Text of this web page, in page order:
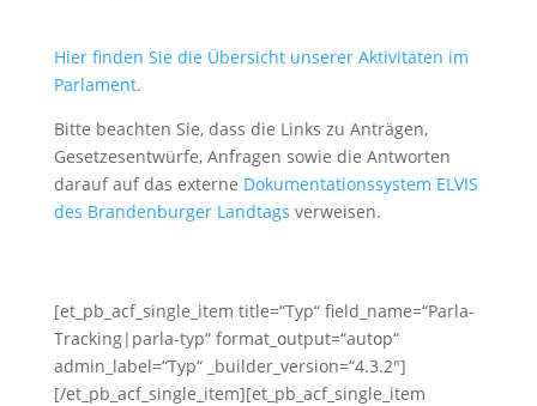
Hier finden Sie die Übersicht unserer Aktivitäten im
Parlament.
Bitte beachten Sie, dass die Links zu Anträgen,
Gesetzesentwürfe, Anfragen sowie die Antworten
darauf auf das externe Dokumentationssystem ELVIS
des Brandenburger Landtags verweisen.
[et_pb_acf_single_item title=“Typ“ field_name=“Parla-
Tracking|parla-typ“ format_output=“autop“
admin_label=“Typ“ _builder_version=“4.3.2″]
[/et_pb_acf_single_item][et_pb_acf_single_item